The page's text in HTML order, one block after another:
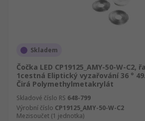
Skladem
Čočka LED CP19125_AMY-50-W-C2,
1cestná Eliptický vyzařování 36 °
Čirá Polymethylmetakrylát
Skladové číslo RS 648-799
Výrobní číslo CP19125_AMY-50-W-C2
Mezisoučet (1 jednotka)